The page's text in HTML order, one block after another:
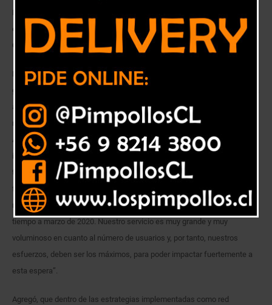
Extensión horaria, priorización biomédica y gestión en red destacan
entre las acciones de los hospitales del Servicio de Salud Viña del Mar
Quillota.
La red del Servicio de Salud Viña del Mar Quillota se encuentra
gestionando una serie de estrategias orientadas a garantizar la oportuna
atención de los usuarios, cuyas atenciones e intervenciones fueron
reprogramadas debido a la contingencia nacional. El Dr. Francisco
Armijo, Subdirector Médico del SSVQ, informó que, “el Ministerio nos ha
invitado a una iniciativa bastante ambiciosa, que nosotros hemos
tomado con entusiasmo. Y que no es sólo recuperar las cirugías que
fueron suspendidas producto del movimiento social, sino también
resolver aquellas que quedaron pendientes. Y esto en un horizonte de
tiempo a marzo de 2020. Nuestro servicio es muy grande y muy
voluminoso en cuanto al número de usuarios y, por tanto, nuestros
esfuerzos, deben ser los máximos, para poder impactar fuertemente a
esta espera”.
Agregó, que dentro de las estrategias implementadas como red